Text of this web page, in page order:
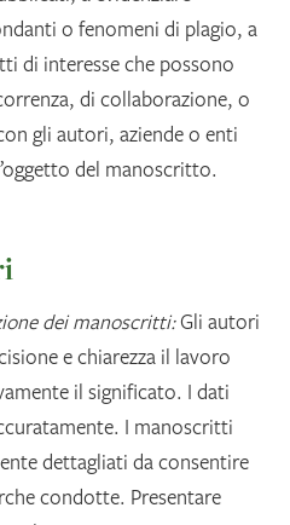
o fenomeni di plagio, a
di interesse che possono
di collaborazione, o
gli autori, aziende o enti
del manoscritto.
dei manoscritti:Gli autori
e chiarezza il lavoro
il significato. I dati
I manoscritti
dettagliati da consentire
condotte. Presentare